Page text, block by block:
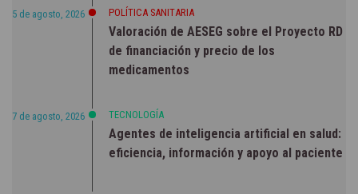
5 de agosto, 2026 POLÍTICA SANITARIA
Valoración de AESEG sobre el Proyecto RD
de financiación y precio de los
medicamentos
7 de agosto, 2026 TECNOLOGÍA
Agentes de inteligencia artificial en salud:
eficiencia, información y apoyo al paciente